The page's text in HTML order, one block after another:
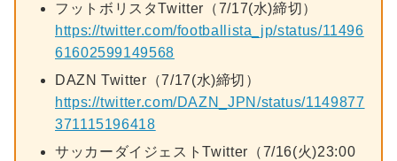
フットボリスタTwitter（7/17(水)締切）
https://twitter.com/footballista_jp/status/11496
61602599149568
DAZN Twitter（7/17(水)締切）
https://twitter.com/DAZN_JPN/status/1149877
371115196418
サッカーダイジェストTwitter（7/16(火)23:00